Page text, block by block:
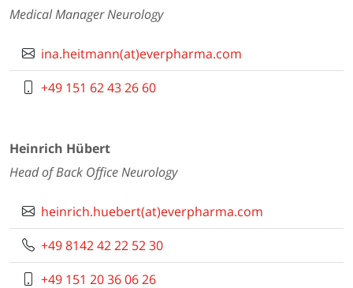
Medical Manager Neurology
ina.heitmann(at)everpharma.com
+49 151 62 43 26 60
Heinrich Hübert
Head of Back Office Neurology
heinrich.huebert(at)everpharma.com
+49 8142 42 22 52 30
+49 151 20 36 06 26